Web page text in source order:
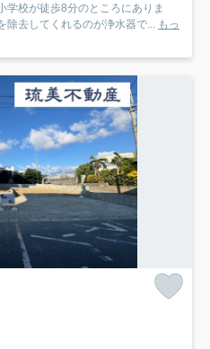
学校が徒歩8分のところにありま
除去してくれるのが浄水器で... もっ